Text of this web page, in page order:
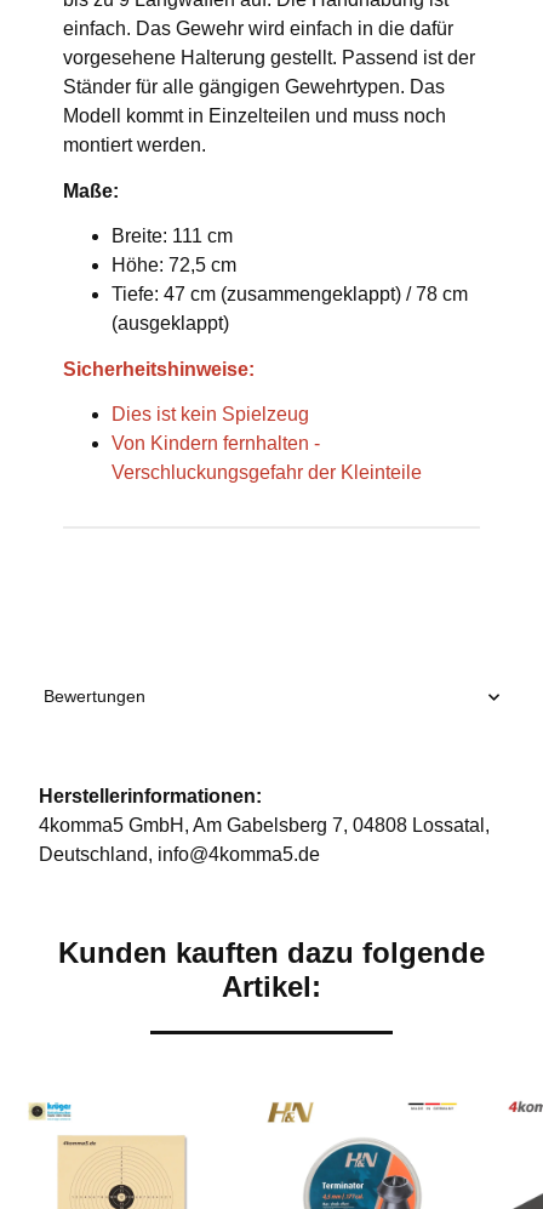
einfach. Das Gewehr wird einfach in die dafür
vorgesehene Halterung gestellt. Passend ist der
Ständer für alle gängigen Gewehrtypen. Das
Modell kommt in Einzelteilen und muss noch
montiert werden.
Maße:
Breite: 111 cm
Höhe: 72,5 cm
Tiefe: 47 cm (zusammengeklappt) / 78 cm
(ausgeklappt)
Sicherheitshinweise:
Dies ist kein Spielzeug
Von Kindern fernhalten -
Verschluckungsgefahr der Kleinteile
Bewertungen
Herstellerinformationen:
4komma5 GmbH, Am Gabelsberg 7, 04808 Lossatal,
Deutschland, info@4komma5.de
Kunden kauften dazu folgende
Artikel: